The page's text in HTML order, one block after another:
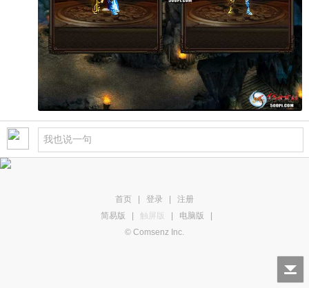
首页 登录
注册
简易版
触屏版 电脑版
© Comsenz Inc.